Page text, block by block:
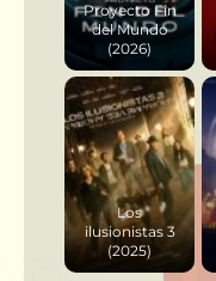
Proyecto Fin
del Mundo
(2026)
Los
ilusionistas 3
(2025)